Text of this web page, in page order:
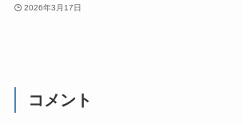
2026年3月17日
コメント